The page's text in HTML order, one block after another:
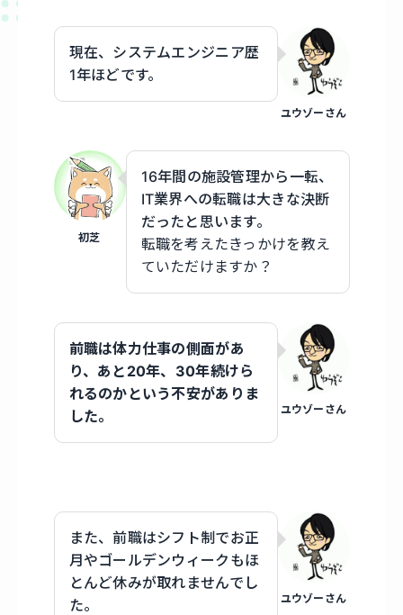
ユウゾーさん
現在、システムエンジニア歴
1年ほどです。
初芝
16年間の施設管理から一転、
IT業界への転職は大きな決断
だったと思います。
転職を考えたきっかけを教え
ていただけますか？
ユウゾーさん
前職は体力仕事の側面があ
り、あと20年、30年続けら
れるのかという不安がありま
した。
ユウゾーさん
また、前職はシフト制でお正
月やゴールデンウィークもほ
とんど休みが取れませんでし
た。